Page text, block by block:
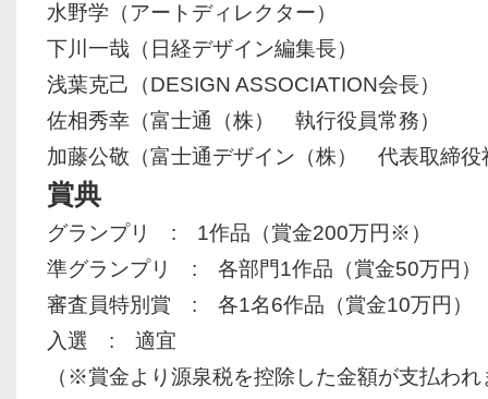
水野学（アートディレクター）
下川一哉（日経デザイン編集長）
浅葉克己（DESIGN ASSOCIATION会長）
佐相秀幸（富士通（株） 執行役員常務）
加藤公敬（富士通デザイン（株） 代表取締役
賞典
グランプリ : 1作品（賞金200万円※）
準グランプリ : 各部門1作品（賞金50万円）
審査員特別賞 : 各1名6作品（賞金10万円）
入選 : 適宜
（※賞金より源泉税を控除した金額が支払われ